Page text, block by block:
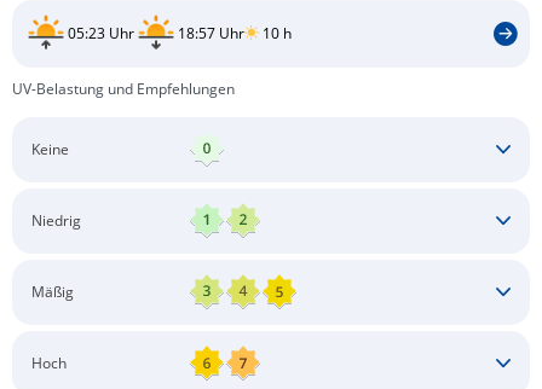
05:23 Uhr 18:57 Uhr 10 h
UV-Belastung und Empfehlungen
Keine
Niedrig
Mäßig
Langärmlige Bekleidung
Hoch